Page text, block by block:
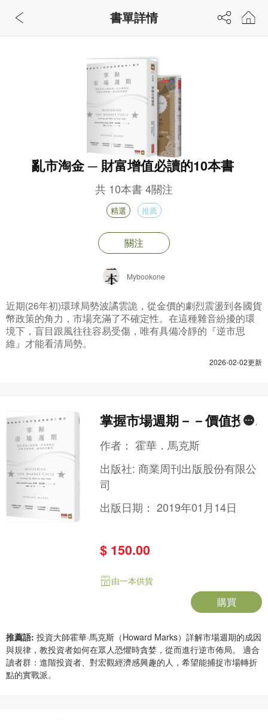
亂市淘金 ─ 財富增值必讀的10本書
共 10本書 4關注
精選 推薦
關注
Mybookone
近期(26年初)環球局勢波譎雲詭，從金價的劇烈震盪到各國貨
幣政策的角力，市場充滿了不確定性。在這種雜音紛擾的環
境下，盲目跟風往往容易受傷，唯有具備冷靜的『逆市思
維』才能看清局勢。
2026-02-02更新
掌握市場週期－－價值投資
大師霍華．馬克斯教你看對
市場時機，提高投資勝算
作者：霍華．馬克斯
出版社:商業周刊出版股份有限公
司
出版日期：2019年01月14日
$ 150.00
由一本供貨
購買
推薦語: 投資大師霍華·馬克斯（Howard Marks）詳解市場週期的成因
與規律，教投資者如何在眾人恐懼時貪婪，從而進行逆市佈局。 適合
讀者群：進階投資者、對宏觀經濟感興趣的人，希望能捕捉市場轉折
點的實戰派。
書單詳情